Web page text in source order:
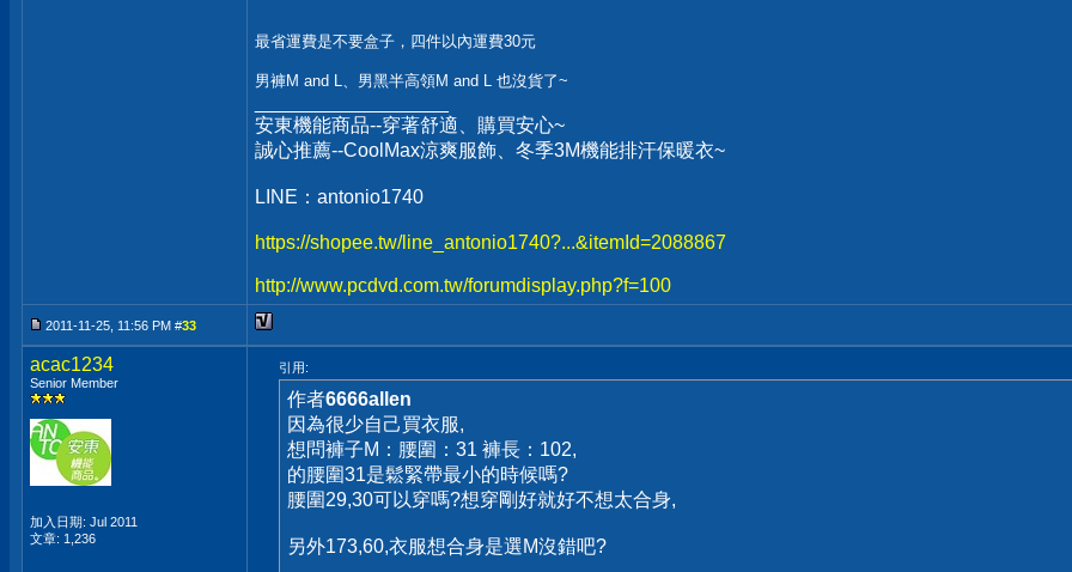
最省運費是不要盒子，四件以內運費30元
男褲M and L、男黑半高領M and L 也沒貨了~
安東機能商品--穿著舒適、購買安心~
誠心推薦--CoolMax涼爽服飾、冬季3M機能排汗保暖衣~
LINE：antonio1740
https://shopee.tw/line_antonio1740?...&itemId=2088867
http://www.pcdvd.com.tw/forumdisplay.php?f=100
2011-11-25, 11:56 PM #33
acac1234
Senior Member
加入日期: Jul 2011
文章: 1,236
引用:
作者6666allen
因為很少自己買衣服,
想問褲子M：腰圍：31 褲長：102,
的腰圍31是鬆緊帶最小的時候嗎?
腰圍29,30可以穿嗎?想穿剛好就好不想太合身,
另外173,60,衣服想合身是選M沒錯吧?